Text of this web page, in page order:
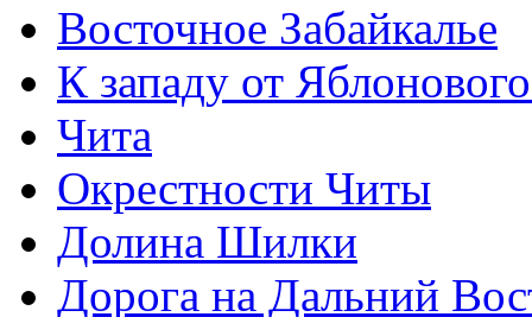
Восточное Забайкалье
К западу от
Чита
Окрестности Читы
Долина Шилки
Дорога на Дальний